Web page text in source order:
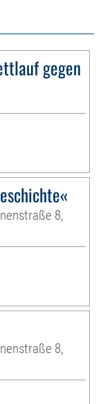
gegen
8,
8,